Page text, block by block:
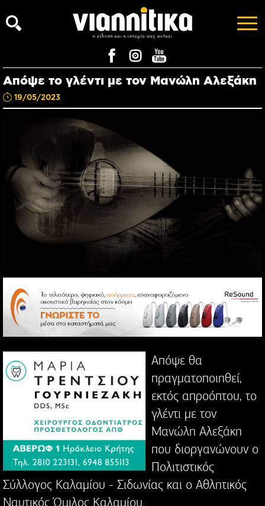
Απόψε το γλέντι με τον Μανώλη Αλεξάκη
19/05/2023
Απόψε θα
πραγματοποιηθεί,
εκτός απροόπτου, το
γλέντι με τον
Μανώλη Αλεξάκη
που διοργανώνουν ο
Πολιτιστικός
Σύλλογος Καλαμίου - Σιδωνίας και ο Αθλητικός
Ναυτικός Όμιλος Καλαμίου.